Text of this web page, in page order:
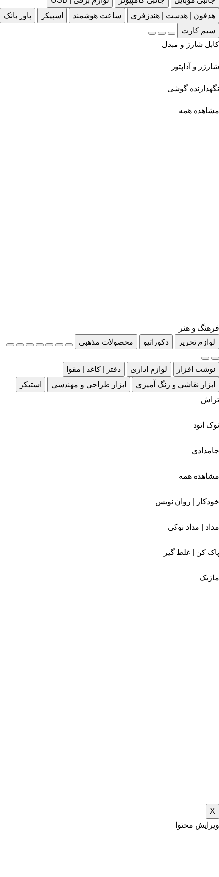
هدفون | هدست | هندزفری
ساعت هوشمند اسپیکر
پاور بانک
سیم کارت
کابل شارژ و مبدل
شارژر و آداپتور
نگهدارنده گوشی
مشاهده همه
فرهنگ و هنر
لوازم تحریر
دکوراتیو محصولات مذهبی
نوشت افزار لوازم اداری
دفتر | کاغذ | مقوا
ابزار نقاشی و رنگ آمیزی
ابزار طراحی و مهندسی
استیکر
تراش
نوک اتود
جامدادی
مشاهده همه
خودکار | روان نویس
مداد | مداد نوکی
پاک کن | غلط گیر
ماژیک
X
ویرایش محتوا